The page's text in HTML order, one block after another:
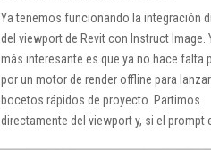
Ya tenemos funcionando la integración
del viewport de Revit con Instruct Image.
más interesante es que ya no hace falta
por un motor de render offline para lanzar
bocetos rápidos de proyecto. Partimos
directamente del viewport y, si el prompt